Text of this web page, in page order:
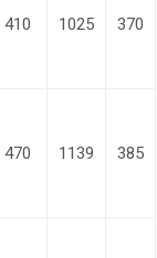
410 1025 370
470 1139 385